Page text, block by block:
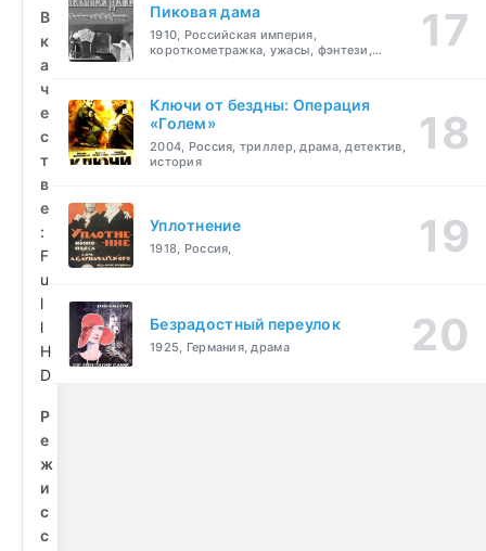
В
к
а
ч
е
с
т
в
е
:
F
u
l
l
H
D
Р
е
ж
и
с
с
Пиковая дама
1910, Российская империя,
короткометражка, ужасы, фэнтези,
Ключи от бездны: Операция
«Голем»
2004, Россия, триллер, драма, детектив,
история
Уплотнение
1918, Россия,
Безрадостный переулок
1925, Германия, драма